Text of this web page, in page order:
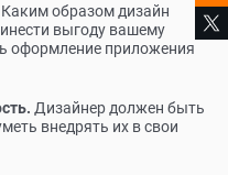
Каким образом дизайн
выгоду вашему
оформление приложения
Дизайнер должен быть
внедрять их в свои